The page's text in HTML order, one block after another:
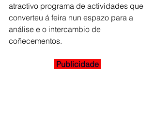
atractivo programa de actividades que
converteu á feira nun espazo para a
análise e o intercambio de
coñecementos.
Publicidade